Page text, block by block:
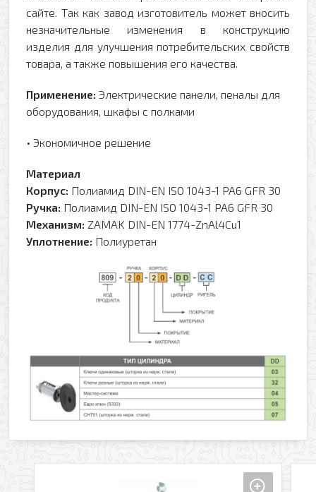
сайте. Так как завод изготовитель может вносить
незначительные изменения в конструкцию
изделия для улучшения потребительских свойств
товара, а также повышения его качества.
Применение: Электрические панели, пеналы для
оборудования, шкафы с полками
• Экономичное решение
Материал
Корпус: Полиамид DIN-EN ISO 1043-1 PA6 GFR 30
Ручка: Полиамид DIN-EN ISO 1043-1 PA6 GFR 30
Механизм: ZAMAK DIN-EN 1774-ZnAl4Cu1
Уплотнение: Полиуретан